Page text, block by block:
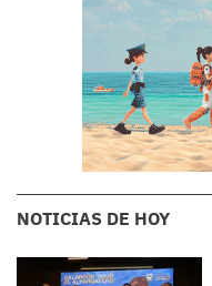
NOTICIAS DE HOY